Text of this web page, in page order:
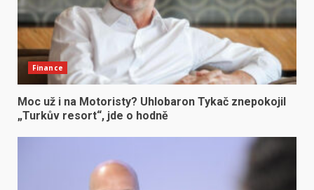
Finance
Moc už i na Motoristy? Uhlobaron Tykač znepokojil
„Turkův resort“, jde o hodně